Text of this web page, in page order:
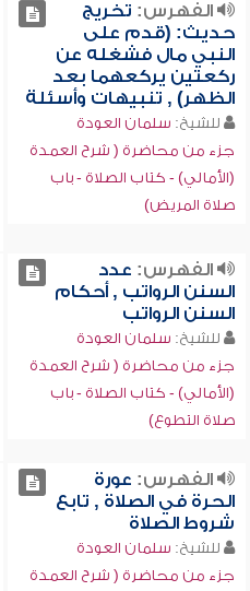
الفهرس: تخريج
حديث: (قدم على
النبي مال فشغله عن
ركعتين يركعهما بعد
الظهر) , تنبيهات وأسئلة
للشيخ: سلمان العودة
جزء من محاضرة ( شرح العمدة
(الأمالي) - كتاب الصلاة - باب
صلاة المريض)
الفهرس: عدد
السنن الرواتب , أحكام
السنن الرواتب
للشيخ: سلمان العودة
جزء من محاضرة ( شرح العمدة
(الأمالي) - كتاب الصلاة - باب
صلاة التطوع)
الفهرس: عورة
الحرة في الصلاة , تابع
شروط الصلاة
للشيخ: سلمان العودة
جزء من محاضرة ( شرح العمدة